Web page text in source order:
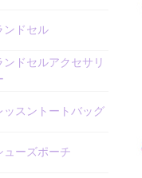
ンドセル
ンドセルアクセサリ
ッスントートバッグ
ューズポーチ